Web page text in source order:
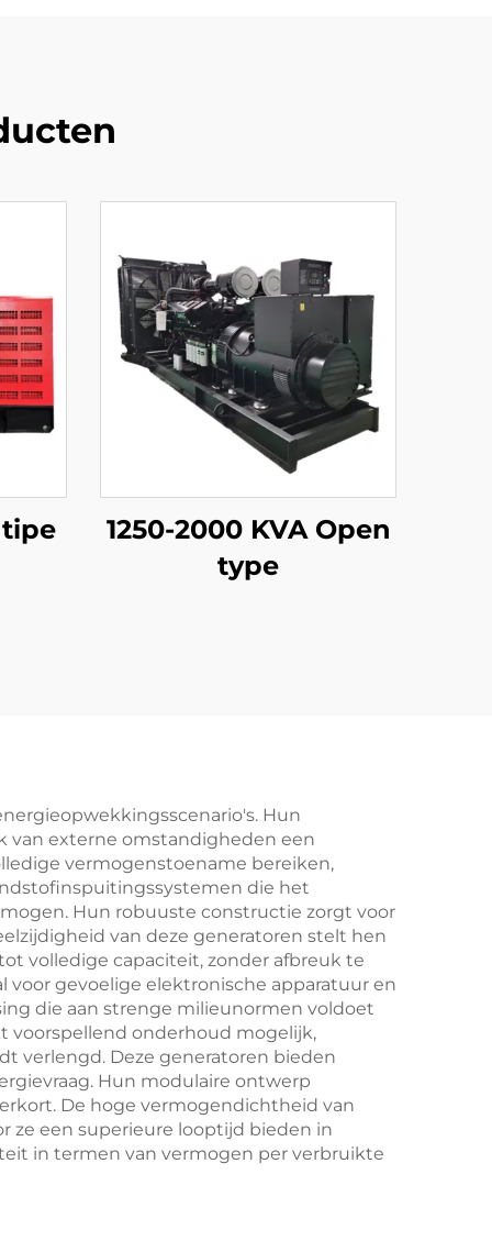
tipe
1250-2000 KVA Open
type
Hun
van externe omstandigheden een
vermogenstoename bereiken,
die het
Hun robuuste constructie zorgt voor
van deze generatoren stelt hen
volledige capaciteit, zonder afbreuk te
voor gevoelige elektronische apparatuur en
die aan strenge milieunormen voldoet
voorspellend onderhoud mogelijk,
verlengd. Deze generatoren bieden
Hun modulaire ontwerp
De hoge vermogendichtheid van
ze een superieure looptijd bieden in
in termen van vermogen per verbruikte